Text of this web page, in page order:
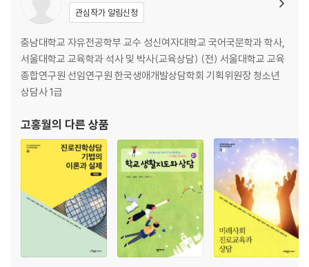
제3장 진로와 성격 ·············································································
······ 39
1. 성격의 중요성: 진로 선택에 미치는 영향 39
2. 성격 탐색 방법 41
3. 진로 발달과 주도적 성격 48
제4장 진로와 흥미 ·············································································
1. 흥미에 대한 이해 55
2. 흥미에 대한 이론 56
3. 흥미와 진로 선택 60
제5장 진로와 재능 · 적성 · 역량 ···························································
· 67
1. 재능, 적성, 역량의 이해 67
2. 적성의 개인 내 차이와 개인 간 차이 69
4. 재능 · 적성 · 역량의 확인 75
관심작가 알림신청
충남대학교 자유전공학부 교수 성신여자대학교 국어국문학과 학사,
서울대학교 교육학과 석사 및 박사(교육상담) (전) 서울대학교 교육
종합연구원 선임연구원 한국생애개발상담학회 기획위원장 청소년
상담사 1급
고홍월의 다른 상품